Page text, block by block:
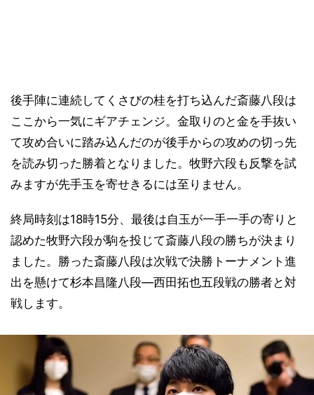
後手陣に連続してくさびの桂を打ち込んだ斎藤八段は
ここから一気にギアチェンジ。金取りのと金を手抜い
て攻め合いに踏み込んだのが後手からの攻めの切っ先
を読み切った勝着となりました。牧野六段も反撃を試
みますが先手玉を寄せきるには至りません。
終局時刻は18時15分、最後は自玉が一手一手の寄りと
認めた牧野六段が駒を投じて斎藤八段の勝ちが決まり
ました。勝った斎藤八段は次戦で決勝トーナメント進
出を懸けて杉本昌隆八段―西田拓也五段戦の勝者と対
戦します。